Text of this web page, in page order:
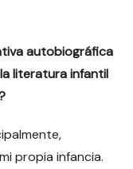
autobiográfica
literatura infantil
propia infancia.